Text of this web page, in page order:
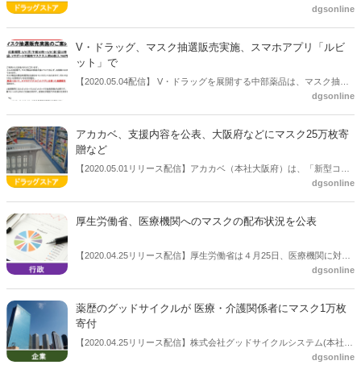
婦の方々など に向けた新型コロナウイルス感染症対策』を受け、妊婦
定されている箱入りマスク50枚入り１０,０００個を、妊婦を対象にＷ
ＥＢにて抽選販売を行う。
dgsonline
V・ドラッグ、マスク抽選販売実施、スマホアプリ「ルビ
ット」で
【2020.05.04配信】 V・ドラッグを展開する中部薬品は、マスク抽選
販売実施の案内を公表した。 対象商品は「Vサポート不織布マスク大
った抽選販売を行う。応募期間は5/4（月）午前10時～5/8（金）昼12
時。抽選販売にはルビットカードとルビットカードの会員登録が必
要。アプリ上で応募フォームからのみ応募でき、店頭および電話での
応募はできないとしている。
dgsonline
アカカベ、支援内容を公表、大阪府などにマスク25万枚寄
贈など
【2020.05.01リリース配信】アカカベ（本社大阪府）は、「新型コロ
ナウイルス感染症対策に向けた当社の支援について」を公表した。 そ
して、3月上旬より大阪府ならびに同社店舗が出店する各市等を通じ
て、最前線の医療、介護、福祉関係者を中心にマスク25万枚、防護
dgsonline
厚生労働省、医療機関へのマスクの配布状況を公表
【2020.04.25リリース配信】厚生労働省は４月25日、医療機関に対す
る政府確保分のマスクの配布状況について公表した。医療機関向けの
したという。
dgsonline
薬歴のグッドサイクルが 医療・介護関係者にマスク1万枚
寄付
【2020.04.25リリース配信】株式会社グッドサイクルシステム(本社：
東京都渋谷区、代表取締役：遠藤 朝朗)は、新型コロナウイルスの感
dgsonline